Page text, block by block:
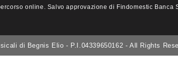
online. Salvo approvazione di Findomestic
di Begnis Elio - P.I.04339650162 - All Rights